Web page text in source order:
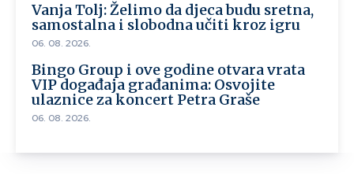
Vanja Tolj: Želimo da djeca budu sretna,
samostalna i slobodna učiti kroz igru
06. 08. 2026.
Bingo Group i ove godine otvara vrata
VIP događaja građanima: Osvojite
ulaznice za koncert Petra Graše
06. 08. 2026.